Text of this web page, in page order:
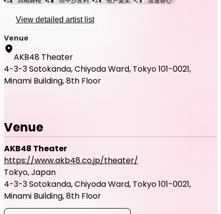
View detailed artist list
Venue
AKB48 Theater
4-3-3 Sotokanda, Chiyoda Ward, Tokyo 101-0021,
Minami Building, 8th Floor
Venue
AKB48 Theater
https://www.akb48.co.jp/theater/
Tokyo, Japan
4-3-3 Sotokanda, Chiyoda Ward, Tokyo 101-0021,
Minami Building, 8th Floor